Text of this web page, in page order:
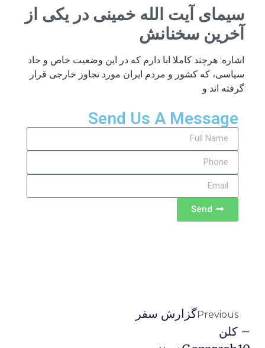
سیمای آیت الله خمینی در یکی از
آخرین سخنانش
اشاره: هرچند کاملا ابا دارم که در این وضعیت خاص و حاد
سیاسی، که کشور و مردم ایران مورد تجاوز خارجی قرار
گرفته اند و
Send Us A Message
Send
Previousگزارش سفر
– کلن